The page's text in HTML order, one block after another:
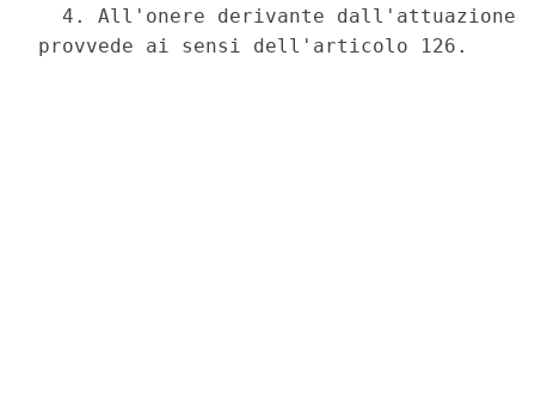
4. All'onere derivante dall'attuazione